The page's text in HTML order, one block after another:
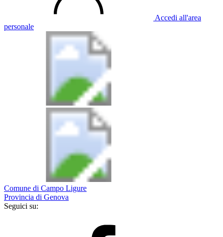
Accedi all'area
personale
Comune di Campo Ligure
Provincia di Genova
Seguici su: